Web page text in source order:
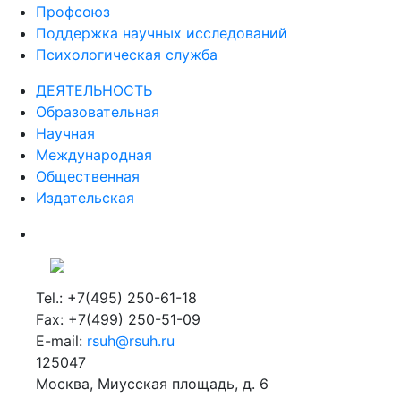
Профсоюз
Поддержка научных исследований
Психологическая служба
ДЕЯТЕЛЬНОСТЬ
Образовательная
Научная
Международная
Общественная
Издательская
Tel.: +7(495) 250-61-18
Fax: +7(499) 250-51-09
E-mail: rsuh@rsuh.ru
125047
Москва, Миусская площадь, д. 6